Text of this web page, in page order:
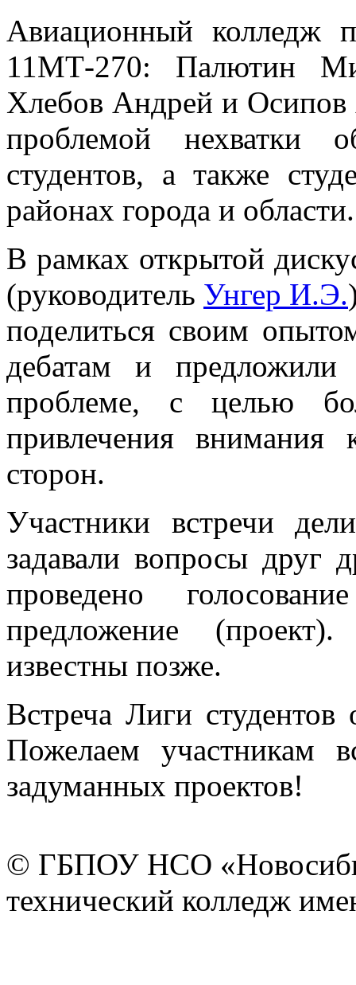
Авиационный колледж
11МТ-270: Палютин
Хлебов Андрей и Осипов
проблемой нехватки
студентов, а также
районах города и области.
В рамках открытой
(руководитель Унгер И.Э.
поделиться своим
дебатам и
проблеме, с целью
привлечения внимания
сторон.
Участники встречи
задавали вопросы друг
проведено
предложение
известны позже.
Встреча Лиги студентов
Пожелаем участникам
задуманных проектов!
© ГБПОУ НСО
технический колледж